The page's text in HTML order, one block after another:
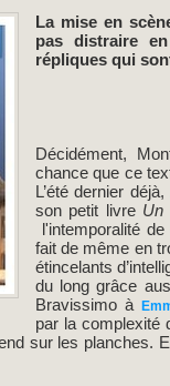
La mise en
pas distraire
répliques qui
Décidément,
chance que ce
L’été dernier déjà,
son petit livre Un
l'intemporalité
fait de même en
étincelants
du long grâce
Bravissimo à
par la complexité
sur les planches.